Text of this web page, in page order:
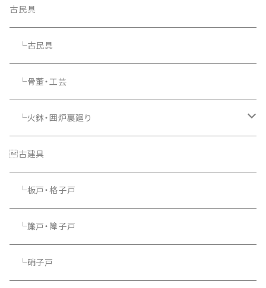
古民具
└古民具
└骨董・工芸
└火鉢・囲炉裏廻り
└照明器具
古建具
└板戸・格子戸
└簾戸・障子戸
└硝子戸